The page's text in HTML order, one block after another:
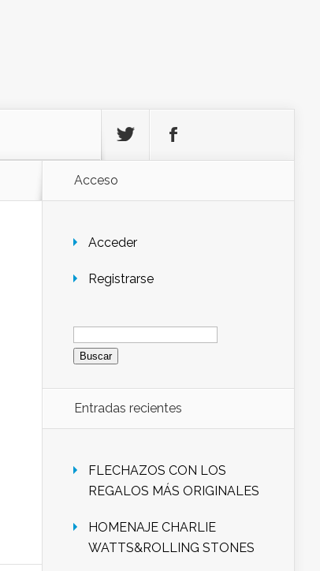
Acceso
Acceder
Registrarse
Buscar:
Entradas recientes
FLECHAZOS CON LOS
REGALOS MÁS ORIGINALES
HOMENAJE CHARLIE
WATTS&ROLLING STONES